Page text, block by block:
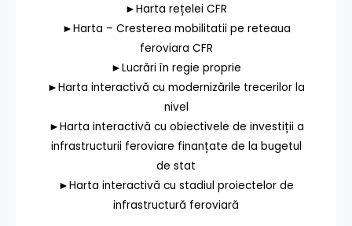
►Harta rețelei CFR
►Harta – Cresterea mobilitatii pe reteaua
feroviara CFR
►Lucrări în regie proprie
►Harta interactivă cu modernizările trecerilor la
nivel
►Harta interactivă cu obiectivele de investiții a
infrastructurii feroviare finanțate de la bugetul
de stat
►Harta interactivă cu stadiul proiectelor de
infrastructură feroviară